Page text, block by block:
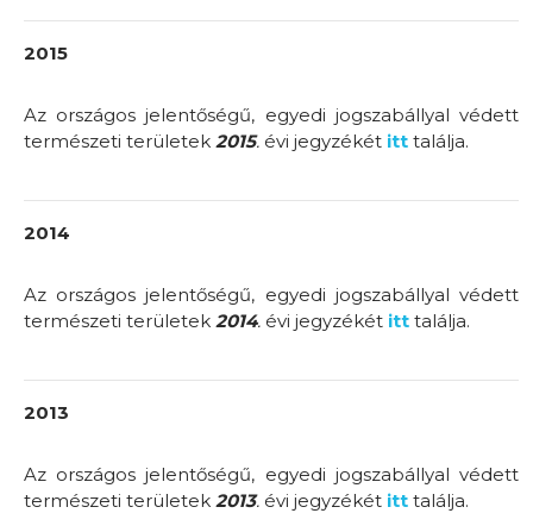
2015
Az országos jelentőségű, egyedi jogszabállyal védett
természeti területek 2015. évi jegyzékét itt találja.
2014
Az országos jelentőségű, egyedi jogszabállyal védett
természeti területek 2014. évi jegyzékét itt találja.
2013
Az országos jelentőségű, egyedi jogszabállyal védett
természeti területek 2013. évi jegyzékét itt találja.